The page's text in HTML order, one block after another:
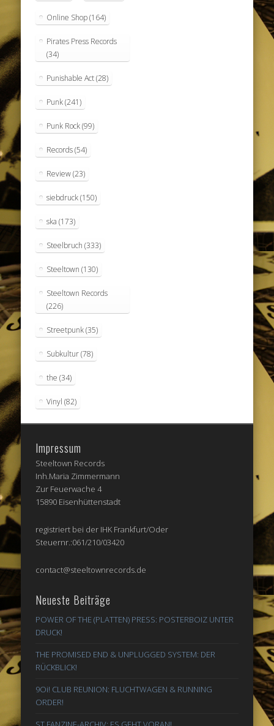
Online Shop(164)
Pirates Press Records
(34)
Punishable Act(28)
Punk(241)
Punk Rock(99)
Records(54)
Review(23)
siebdruck(150)
ska (173)
Steelbruch (333)
Steeltown (130)
Steeltown Records
(226)
Streetpunk(35)
Subkultur(78)
the (34)
Vinyl (82)
Impressum
Steeltown Records
Inh.Maria Zimmermann
Zur Feuerwache 4
15890 Eisenhüttenstadt
registriert bei der IHK Frankfurt/Oder
Steuernr.:061/210/03420
contact@steeltownrecords.de
Neueste Beiträge
POWER OF THE (PLATTEN) PRESS: POSTERBOIZ UNTER
DRUCK!
THE PROMISED END & UNPLUGGED SYSTEM: DER
RÜCKBLICK!
9Oi! CLUB REUNION: FLUCHTWAGEN & RUNNING
ORDER!